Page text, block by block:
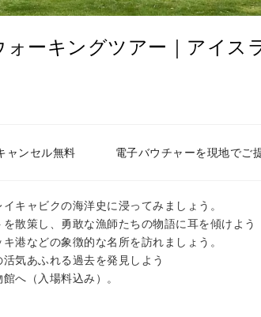
ーキングツアー｜アイス
ャンセル無料 電子バウチャーを現地でご
キャビクの海洋史に浸ってみましょう。
散策し、勇敢な漁師たちの物語に耳を傾けよう
港などの象徴的な名所を訪れましょう。
気あふれる過去を発見しよう
へ（入場料込み）。